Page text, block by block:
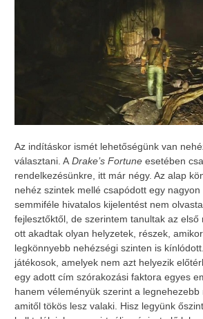
Az indításkor ismét lehetőségünk van
választani. A Drake’s Fortune esetében
rendelkezésünkre, itt már négy. Az alap
nehéz szintek mellé csapódott egy
semmiféle hivatalos kijelentést nem
fejlesztőktől, de szerintem tanultak az első
ott akadtak olyan helyzetek, részek,
legkönnyebb nehézségi szinten is
játékosok, amelyek nem azt helyezik
egy adott cím szórakozási faktora egyes
hanem véleményük szerint a legnehezebb
amitől tökös lesz valaki. Hisz legyünk